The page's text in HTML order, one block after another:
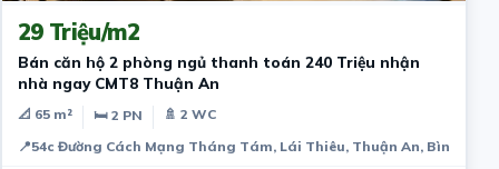
29 Triệu/m2
Bán căn hộ 2 phòng ngủ thanh toán 240 Triệu nhận
nhà ngay CMT8 Thuận An
📐 65 m² 🛏 2 PN
🚿 2 WC
📍54c Đường Cách Mạng Tháng Tám, Lái Thiêu, Thuận An, Bình